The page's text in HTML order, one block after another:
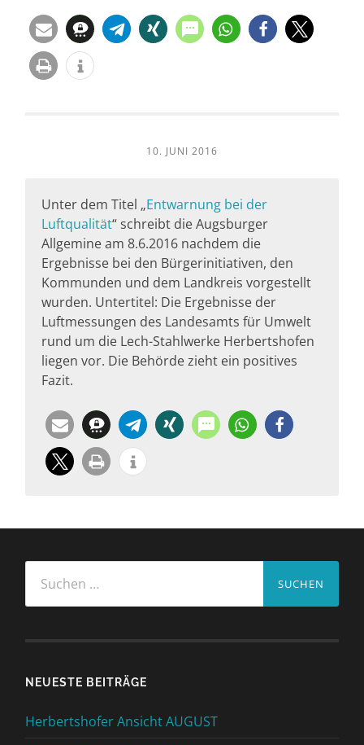
10. JUNI 2016
Unter dem Titel „Entwarnung bei der
Luftqualität“ schreibt die Augsburger
Allgemine am 8.6.2016 nachdem die
Ergebnisse bei den Bürgerinitiativen, den
Kommunden und dem Landkreis vorgestellt
wurden. Untertitel: Die Ergebnisse der
Luftmessungen des Landesamts für Umwelt
rund um die Lech-Stahlwerke Herbertshofen
liegen vor. Die Behörde zieht ein positives
Fazit.
nach:
NEUESTE BEITRÄGE
Herbertshofer Ansicht AUGUST